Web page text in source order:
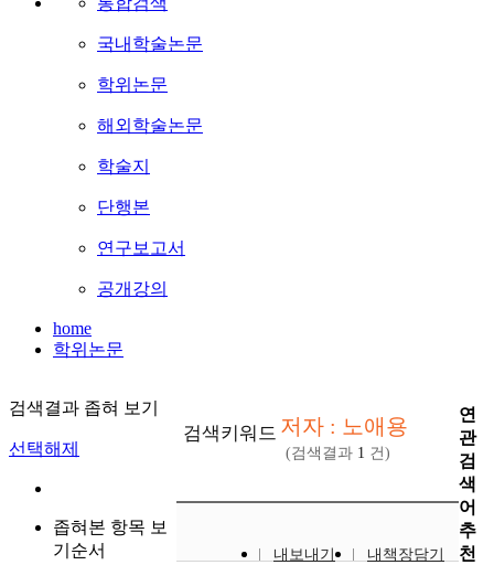
국내학술논문
학위논문
해외학술논문
학술지
단행본
연구보고서
공개강의
home
학위논문
검색결과 좁혀 보기
선택해제
좁혀본 항목 보
기순서
검색키워드 저자 : 노애용
(검색결과 1 건)
내보내기
내책장담기
연
관
검
색
어
추
천